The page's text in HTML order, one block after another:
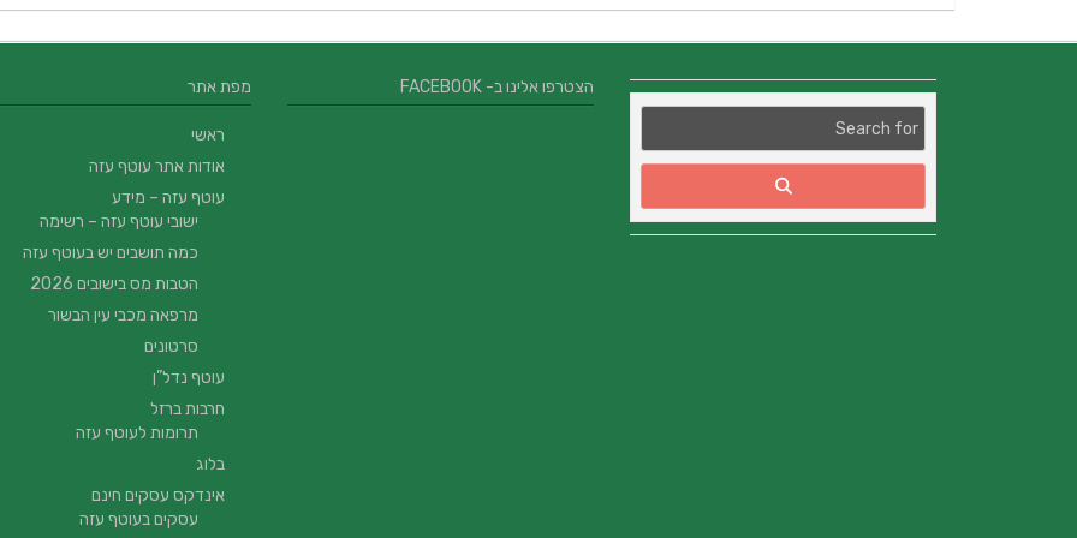
מפת אתר
ראשי
אודות אתר עוטף עזה
עוטף עזה – מידע
ישובי עוטף עזה – רשימה
כמה תושבים יש בעוטף עזה
הטבות מס בישובים 2026
מרפאה מכבי עין הבשור
סרטונים
עוטף נדל”ן
חרבות ברזל
תרומות לעוטף עזה
בלוג
אינדקס עסקים חינם
עסקים בעוטף עזה
הצטרפו אלינו ב- FACEBOOK